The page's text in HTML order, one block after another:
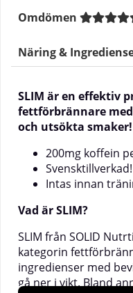
Omdömen
Näring &
SLIM är en effektiv
fettförbrännare
och utsökta smaker!
200mg koffein
Svensktillverkad!
Intas innan
Vad är SLIM?
SLIM från SOLID
kategorin
ingredienser med
gå ner i vikt. Bland